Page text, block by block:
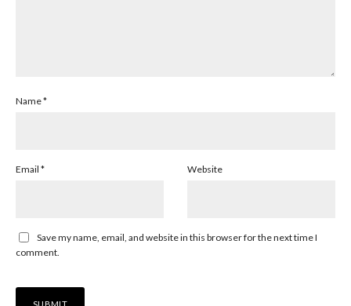
Name*
Email * Website
Save my name, email, and website in this browser for the next time I
comment.